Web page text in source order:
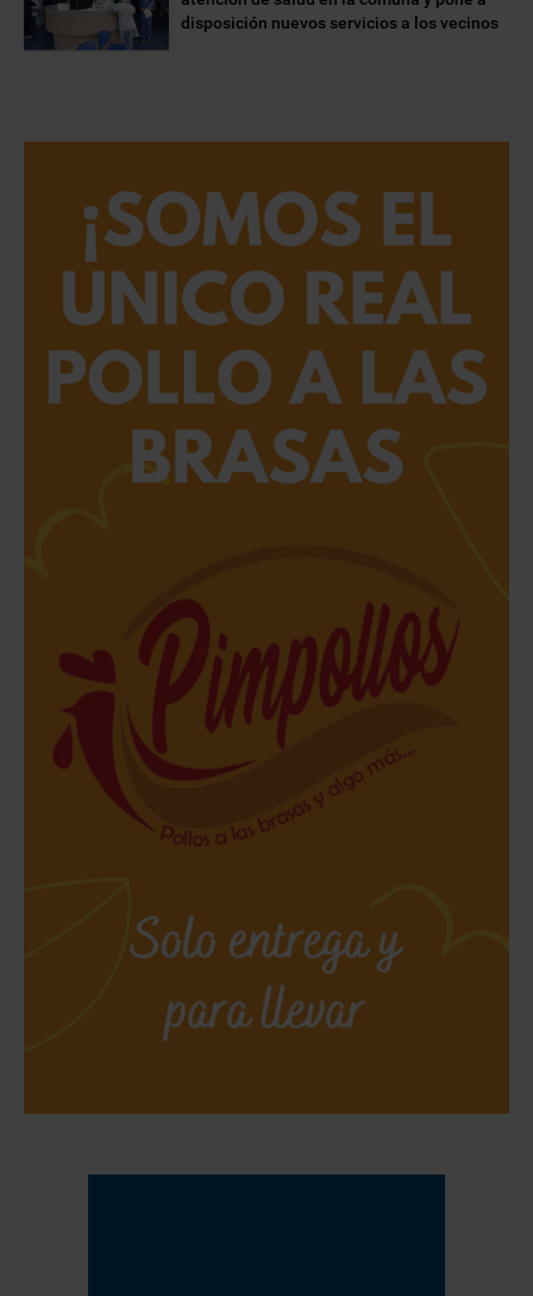
disposición nuevos servicios a los vecinos